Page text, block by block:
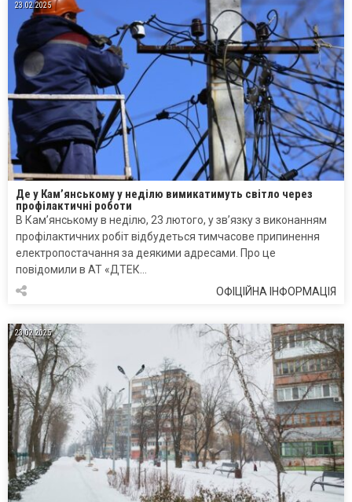
23.02.2025
Де у Кам’янському у неділю вимикатимуть світло через
профілактичні роботи
В Кам’янському в неділю, 23 лютого, у зв’язку з виконанням
профілактичних робіт відбудеться тимчасове припинення
електропостачання за деякими адресами. Про це
повідомили в АТ «ДТЕК…
ОФІЦІЙНА ІНФОРМАЦІЯ
23.02.2025